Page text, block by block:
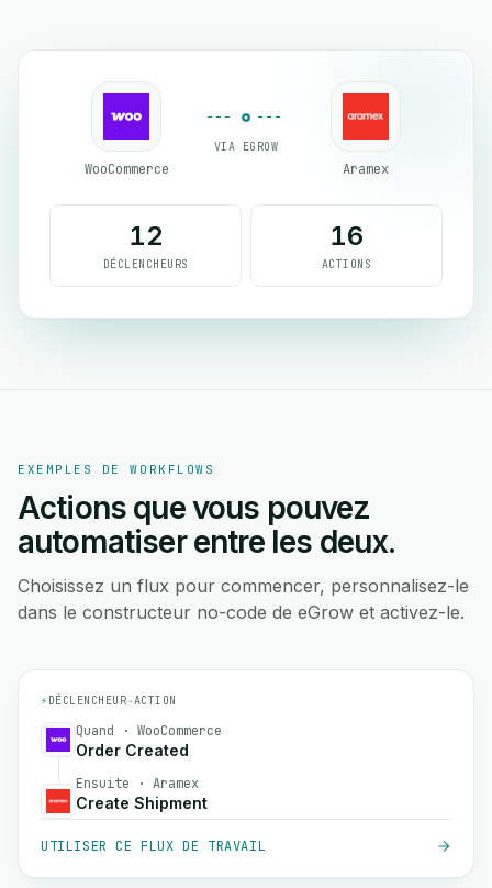
WooCommerce
VIA EGROW
Aramex
12
DÉCLENCHEURS
16
ACTIONS
EXEMPLES DE WORKFLOWS
Actions que vous pouvez
automatiser entre les deux.
Choisissez un flux pour commencer, personnalisez-le
dans le constructeur no-code de eGrow et activez-le.
⚡ DÉCLENCHEUR→ACTION
Quand · WooCommerce
Order Created
Ensuite · Aramex
Create Shipment
UTILISER CE FLUX DE TRAVAIL